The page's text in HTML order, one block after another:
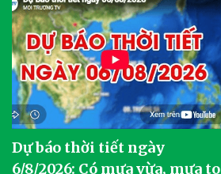
Dự báo thời tiết ngày
6/8/2026: Có mưa vừa, mưa to